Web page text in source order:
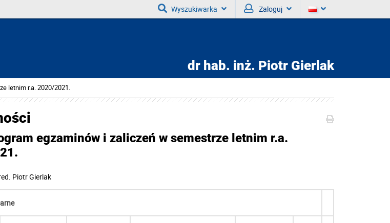
Wyszukiwarka Zaloguj
dr hab. inż. Piotr Gierlak
letnim r.a. 2020/2021.
egzaminów i zaliczeń w semestrze letnim r.a.
Piotr Gierlak